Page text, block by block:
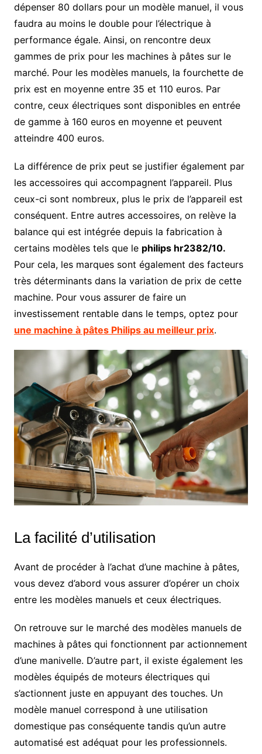
dépenser 80 dollars pour un modèle manuel, il vous
faudra au moins le double pour l’électrique à
performance égale. Ainsi, on rencontre deux
gammes de prix pour les machines à pâtes sur le
marché. Pour les modèles manuels, la fourchette de
prix est en moyenne entre 35 et 110 euros. Par
contre, ceux électriques sont disponibles en entrée
de gamme à 160 euros en moyenne et peuvent
atteindre 400 euros.
La différence de prix peut se justifier également par
les accessoires qui accompagnent l’appareil. Plus
ceux-ci sont nombreux, plus le prix de l’appareil est
conséquent. Entre autres accessoires, on relève la
balance qui est intégrée depuis la fabrication à
certains modèles tels que le philips hr2382/10.
Pour cela, les marques sont également des facteurs
très déterminants dans la variation de prix de cette
machine. Pour vous assurer de faire un
investissement rentable dans le temps, optez pour
une machine à pâtes Philips au meilleur prix.
La facilité d’utilisation
Avant de procéder à l’achat d’une machine à pâtes,
vous devez d’abord vous assurer d’opérer un choix
entre les modèles manuels et ceux électriques.
On retrouve sur le marché des modèles manuels de
machines à pâtes qui fonctionnent par actionnement
d’une manivelle. D’autre part, il existe également les
modèles équipés de moteurs électriques qui
s’actionnent juste en appuyant des touches. Un
modèle manuel correspond à une utilisation
domestique pas conséquente tandis qu’un autre
automatisé est adéquat pour les professionnels.